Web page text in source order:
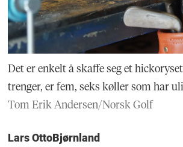
Det er enkelt å skaffe seg et
trenger, er fem, seks køller som har
Tom Erik Andersen/Norsk Golf
Lars OttoBjørnland